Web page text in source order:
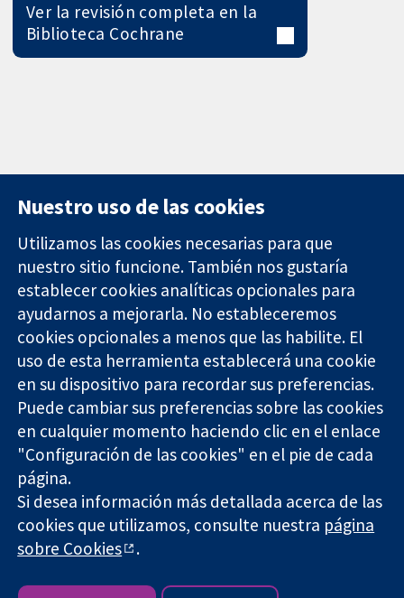
Ver la revisión completa en la
Biblioteca Cochrane
Evidencia fiable.
Decisiones
informadas.
Mejor salud.
11-13 Cavendish
Square
Londres
W1G 0AN
Reino Unido
Contacto
Noticias
Prensa
Sobre
nosotros
Empleo
Cochrane
Library
The Cochrane Collaboration is a charity (no. 1045921) and a
company limited by guarantee (no. 03044323) registered in
England & Wales. VAT registration number GB 718 2127 49.
Copyright © 2026 The Cochrane Collaboration
Términos y condiciones del sitio web|Responsabilidades
Nuestro uso de las cookies
Utilizamos las cookies necesarias para que
nuestro sitio funcione. También nos gustaría
establecer cookies analíticas opcionales para
ayudarnos a mejorarla. No estableceremos
cookies opcionales a menos que las habilite. El
uso de esta herramienta establecerá una cookie
en su dispositivo para recordar sus preferencias.
Puede cambiar sus preferencias sobre las cookies
en cualquier momento haciendo clic en el enlace
"Configuración de las cookies" en el pie de cada
página.
Si desea información más detallada acerca de las
cookies que utilizamos, consulte nuestra página
sobre Cookies
.